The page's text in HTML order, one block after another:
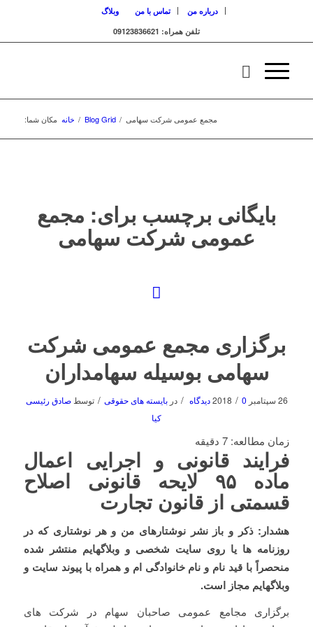
درباره من تماس با من
وبلاگ
تلفن همراه: 09123836621
مکان شما: خانه / Blog Grid / مجمع عمومی شرکت سهامی
بایگانی برچسب برای: مجمع
عمومی شرکت سهامی
برگزاری مجمع عمومی شرکت
سهامی بوسیله سهامداران
26 سپتامبر 2018 / 0 دیدگاه / دربایسته های حقوقی / توسطصادق رئیسی
کیا
زمان مطالعه: 7 دقیقه
فرایند قانونی و اجرایی اعمال
ماده ۹۵ لایحه قانونی اصلاح
قسمتی از قانون تجارت
هشدار:ذکر و باز نشر نوشتارهای من و هر نوشتاری که در
روزنامه ها یا روی سایت شخصی و وبلاگهایم منتشر شده
منحصراً با قید نام و نام خانوادگی ام و همراه با پیوند سایت و
وبلاگهایم مجاز است.
برگزاری مجامع عمومی صاحبان سهام در شرکت های